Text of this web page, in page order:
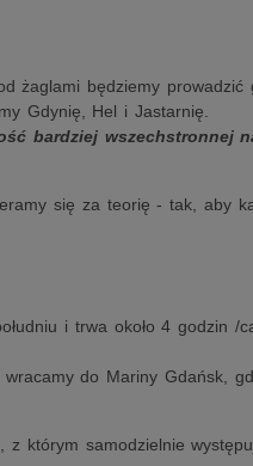
żaglami będziemy prowadzić
Gdynię, Hel i Jastarnię.
bardziej wszechstronnej
się za teorię - tak, aby
i trwa około 4 godzin /
do Mariny Gdańsk,
z którym samodzielnie